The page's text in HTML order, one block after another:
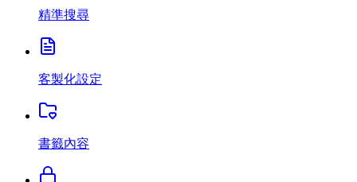
精準搜尋
客製化設定
書籤內容